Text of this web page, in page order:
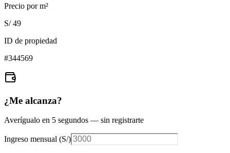
Precio por m²
S/ 49
ID de propiedad
#344569
¿Me alcanza?
Averígualo en 5 segundos — sin registrarte
Ingreso mensual (S/)